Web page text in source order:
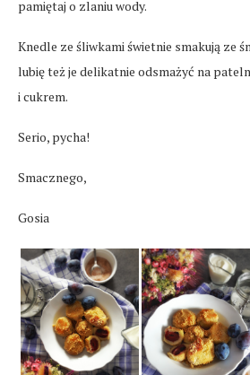
pamiętaj o zlaniu wody.
Knedle ze śliwkami świetnie smakują ze
lubię też je delikatnie odsmażyć na
i cukrem.
Serio, pycha!
Smacznego,
Gosia